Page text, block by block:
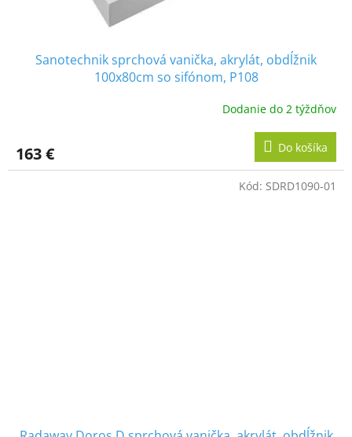
Sanotechnik sprchová vanička, akrylát, obdĺžnik
100x80cm so sifónom, P108
Dodanie do 2 týždňov
163 € Do košíka
Kód: SDRD1090-01